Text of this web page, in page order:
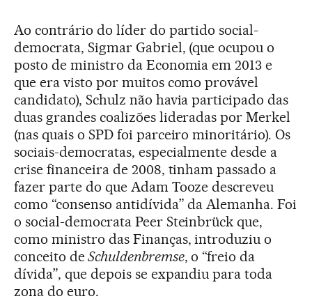
Ao contrário do líder do partido social-
democrata, Sigmar Gabriel, (que ocupou o
posto de ministro da Economia em 2013 e
que era visto por muitos como provável
candidato), Schulz não havia participado das
duas grandes coalizões lideradas por Merkel
(nas quais o SPD foi parceiro minoritário). Os
sociais-democratas, especialmente desde a
crise financeira de 2008, tinham passado a
fazer parte do que Adam Tooze descreveu
como “consenso antidívida” da Alemanha. Foi
o social-democrata Peer Steinbrück que,
como ministro das Finanças, introduziu o
conceito deSchuldenbremse, o “freio da
dívida”, que depois se expandiu para toda
zona do euro.